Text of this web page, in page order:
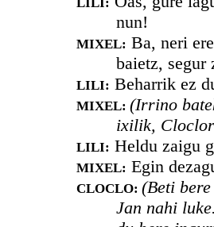
nun!
MIXEL: Ba, neri
baietz, segur
LILI: Beharrik ez
MIXEL: (Irrino
ixilik,
LILI: Heldu zaigu
MIXEL: Egin
CLOCLO: (Beti
Jan nahi